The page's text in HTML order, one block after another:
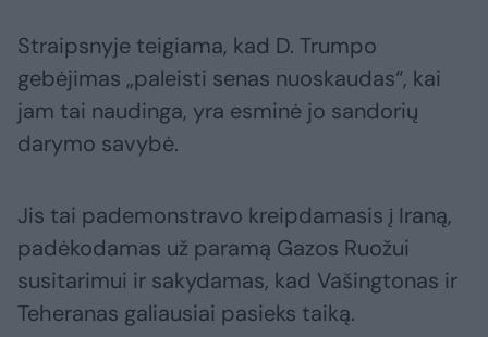
Straipsnyje teigiama, kad D. Trumpo
gebėjimas „paleisti senas nuoskaudas“, kai
jam tai naudinga, yra esminė jo sandorių
darymo savybė.
Jis tai pademonstravo kreipdamasis į Iraną,
padėkodamas už paramą Gazos Ruožui
susitarimui ir sakydamas, kad Vašingtonas ir
Teheranas galiausiai pasieks taiką.